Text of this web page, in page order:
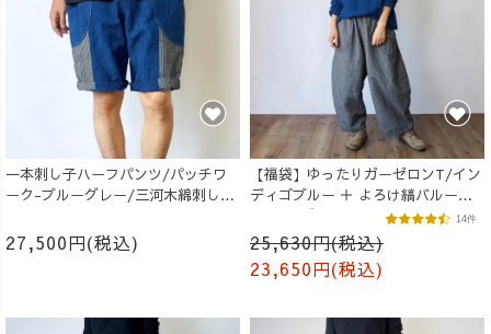
一本刺し子ハーフパンツ/パッチワ
ーク-ブルーグレー/三河木綿刺し子
27,500円(税込)
【福袋】ゆったりガーゼロンT/イン
ディゴブルー ＋ よろけ縞バルーン
パンツ/グレー
25,630円(税込)
23,650円(税込)
14件